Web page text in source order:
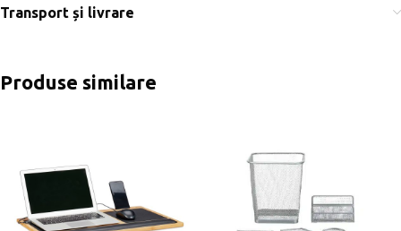
Transport și livrare
Produse similare